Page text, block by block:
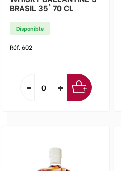
BRASIL 35° 70 CL
Disponible
Réf. 602